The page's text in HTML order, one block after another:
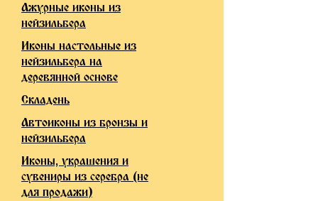
Ажурные иконы из
нейзильбера
Иконы настольные из
нейзильбера на
деревянной основе
Складень
Автоиконы из бронзы и
нейзильбера
Иконы, украшения и
сувениры из серебра (не
для продажи)